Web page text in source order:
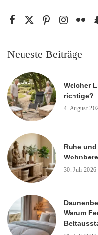
Neueste Beiträge
Welcher
richtige?
4. August
Ruhe
30. Juli 2026
Warum